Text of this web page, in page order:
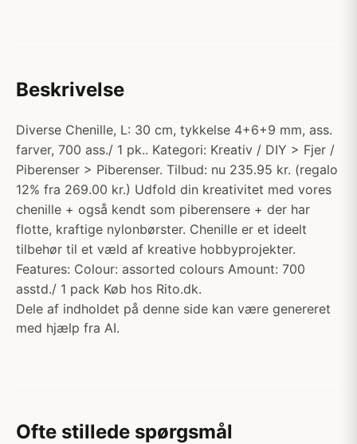
Beskrivelse
Diverse Chenille, L: 30 cm, tykkelse 4+6+9 mm, ass.
farver, 700 ass./ 1 pk.. Kategori: Kreativ / DIY > Fjer /
Piberenser > Piberenser. Tilbud: nu 235.95 kr. (regalo
12% fra 269.00 kr.) Udfold din kreativitet med vores
chenille + også kendt som piberensere + der har
flotte, kraftige nylonbørster. Chenille er et ideelt
tilbehør til et væld af kreative hobbyprojekter.
Features: Colour: assorted colours Amount: 700
asstd./ 1 pack Køb hos Rito.dk.
Dele af indholdet på denne side kan være genereret
med hjælp fra AI.
Ofte stillede spørgsmål